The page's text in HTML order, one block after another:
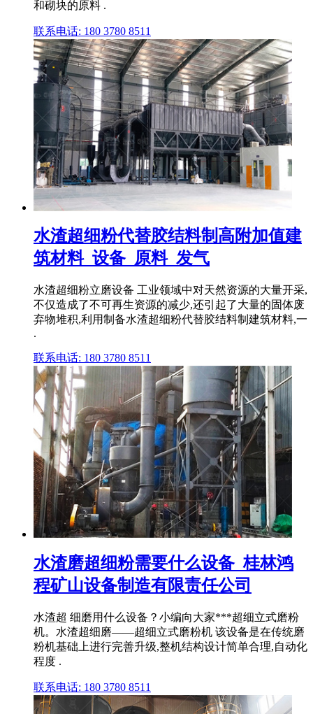
和砌块的原料 .
联系电话: 180 3780 8511
水渣超细粉代替胶结料制高附加值建
筑材料_设备_原料_发气
水渣超细粉立磨设备 工业领域中对天然资源的大量开采,
不仅造成了不可再生资源的减少,还引起了大量的固体废
弃物堆积,利用制备水渣超细粉代替胶结料制建筑材料,一
.
联系电话: 180 3780 8511
水渣磨超细粉需要什么设备_桂林鸿
程矿山设备制造有限责任公司
水渣超 细磨用什么设备？小编向大家***超细立式磨粉
机。水渣超细磨——超细立式磨粉机 该设备是在传统磨
粉机基础上进行完善升级,整机结构设计简单合理,自动化
程度 .
联系电话: 180 3780 8511